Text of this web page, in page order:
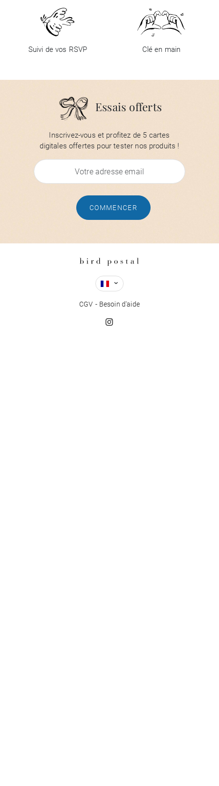
Suivi de vos RSVP Clé en main
Essais offerts
Inscrivez-vous et profitez de 5 cartes
digitales offertes pour tester nos produits !
COMMENCER
CGV Besoin d'aide